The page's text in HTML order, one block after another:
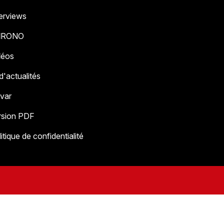
: Brahimi passeur décisif et buteur
PDF
de confidentialité